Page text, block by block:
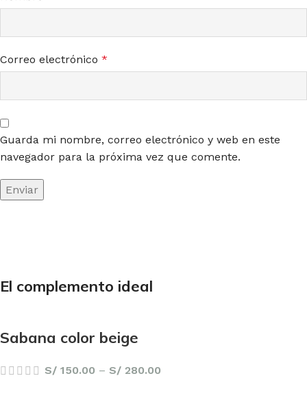
Correo electrónico *
Guarda mi nombre, correo electrónico y web en este
navegador para la próxima vez que comente.
El complemento ideal
Sabana color beige
S/ 150.00 – S/ 280.00